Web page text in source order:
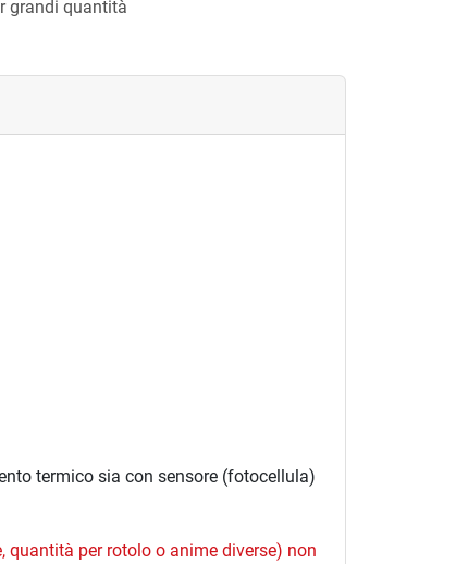
grandi quantità
termico sia con sensore (fotocellula)
per rotolo o anime diverse) non